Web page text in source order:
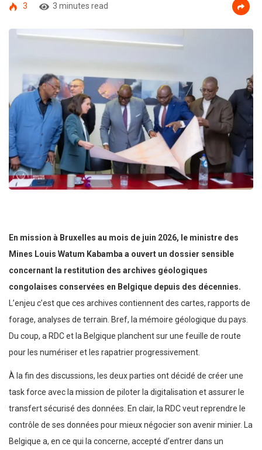
3 3 minutes read
En mission à Bruxelles au mois de juin 2026, le ministre des
Mines Louis Watum Kabamba a ouvert un dossier sensible
concernant la restitution des archives géologiques
congolaises conservées en Belgique depuis des décennies.
L’enjeu c’est que ces archives contiennent des cartes, rapports de
forage, analyses de terrain. Bref, la mémoire géologique du pays.
Du coup, a RDC et la Belgique planchent sur une feuille de route
pour les numériser et les rapatrier progressivement.
À la fin des discussions, les deux parties ont décidé de créer une
task force avec la mission de piloter la digitalisation et assurer le
transfert sécurisé des données. En clair, la RDC veut reprendre le
contrôle de ses données pour mieux négocier son avenir minier. La
Belgique a, en ce qui la concerne, accepté d’entrer dans un